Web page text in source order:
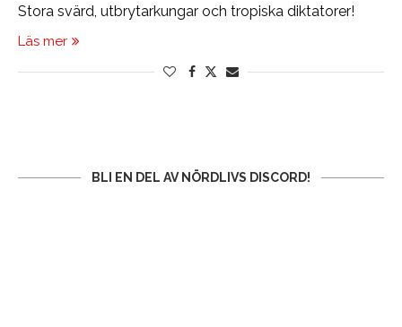
Stora svärd, utbrytarkungar och tropiska diktatorer!
Läs mer
BLI EN DEL AV NÖRDLIVS DISCORD!